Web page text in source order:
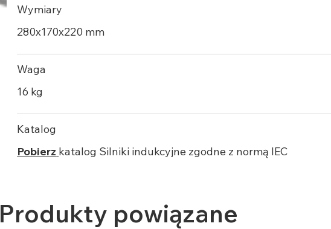
Wymiary
280х170x220 mm
Waga
16 kg
Katalog
Pobierz katalog Silniki indukcyjne zgodne z normą IEC
Produkty powiązane